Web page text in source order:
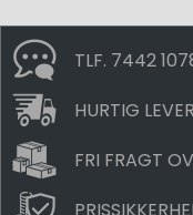
TLF. 7442
HURTIG
FRI FRAGT